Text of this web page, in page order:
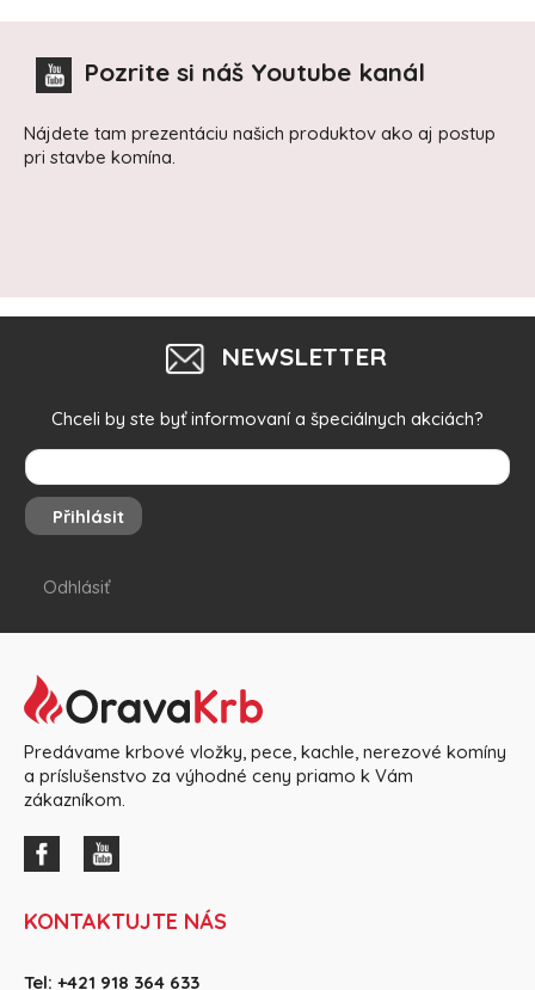
Pozrite si náš Youtube kanál
Nájdete tam prezentáciu našich produktov ako aj postup
pri stavbe komína.
NEWSLETTER
Chceli by ste byť informovaní a špeciálnych akciách?
Přihlásit
Odhlásiť
Predávame krbové vložky, pece, kachle, nerezové komíny
a príslušenstvo za výhodné ceny priamo k Vám
zákazníkom.
KONTAKTUJTE NÁS
Tel: +421 918 364 633